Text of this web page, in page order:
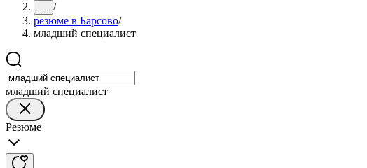
... /
резюме в Барсово/
младший специалист
младший специалист
Резюме